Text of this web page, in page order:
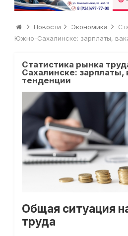
Новости Экономика
Южно-Сахалинске: зарплаты,
Статистика рынка
Сахалинске: зарплаты,
тенденции
Общая ситуация
труда